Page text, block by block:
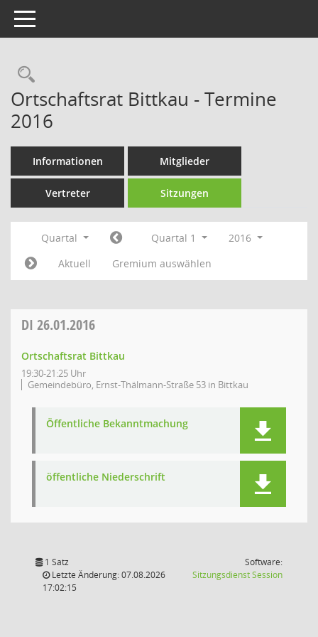
Toggle navigation
Rechercheauswahl
Ortschaftsrat Bittkau - Termine
2016
Informationen Mitglieder
Vertreter Sitzungen
Quartal Quartal 1
2016
Aktuell
Gremium auswählen
DI 26.01.2016
Ortschaftsrat Bittkau
19:30-21:25 Uhr
Gemeindebüro, Ernst-Thälmann-Straße 53 in Bittkau
Öffentliche Bekanntmachung
öffentliche Niederschrift
1 Satz
Letzte Änderung: 07.08.2026
17:02:15
Software:
SitzungsdienstSession(Wird in